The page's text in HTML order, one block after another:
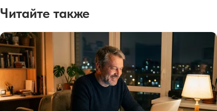
Читайте также